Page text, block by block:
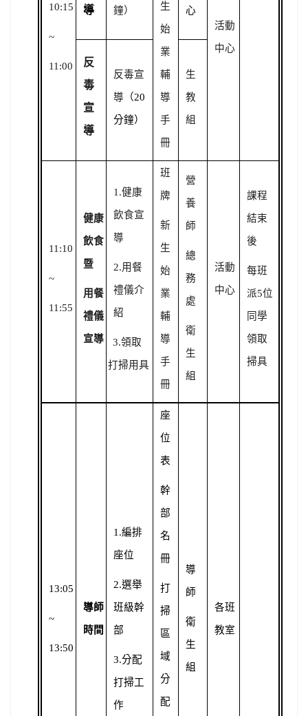
10:15
~
11:00
導 鐘） 生
始
業
輔
導
手
冊
心
活動
中心
反
毒
宣
導
反毒宣
導 （20
分鐘）
生
教
組
11:10
~
11:55
健康
飲食
暨
用餐
禮儀
宣導
1.健康
飲食宣
導
2.用餐
禮儀介
紹
3.領取
打掃用具
班
牌
新
生
始
業
輔
導
手
冊
營
養
師
總
務
處
衛
生
組
活動
中心
課程
結束
後
每班
派5位
同學
領取
掃具
13:05
~
13:50
導師
時間
1.編排
座位
2.選舉
班級幹
部
3.分配
打掃工
作
座
位
表
幹
部
名
冊
打
掃
區
域
分
配
導
師
衛
生
組
各班
教室